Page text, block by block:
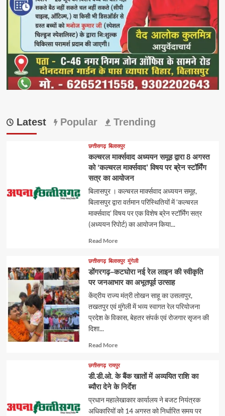
Latest Popular Trending
छत्तीसगढ़ बिलासपुर
कल्चरल मार्क्सवाद अध्ययन समूह द्वारा 8 अगस्त
को ‘कल्चरल मार्क्सवाद’ विषय पर ब्रेन स्टॉर्मिंग
सत्र का आयोजन
बिलासपुर । कल्चरल मार्क्सवाद अध्ययन समूह,
बिलासपुर द्वारा वर्तमान परिस्थितियों में ‘कल्चरल
मार्क्सवाद’ विषय पर एक विशेष ब्रेन स्टॉर्मिंग सत्र
(अध्ययन रिपोर्ट) का आयोजन किया...
Read MoreRead
about
छत्तीसगढ़ बिलासपुर मुंगेली
डोंगरगढ़–कटघोरा नई रेल लाइन की स्वीकृति
पर जनआभार का अभूतपूर्व उत्साह
केंद्रीय राज्य मंत्री तोखन साहू का उसलापुर,
तखतपुर एवं मुंगेली में भव्य स्वागत रेल परियोजना
प्रदेश के विकास, बेहतर संपर्क एवं रोजगार सृजन की
दिशा...
Read MoreRead
about
छत्तीसगढ़ रायपुर
डी.डी.ओ. के बैंक खातों में अव्ययित राशि का
ब्यौरा देने के निर्देश
प्रधान महालेखाकार कार्यालय ने बजट नियंत्रक
अधिकारियों को 14 अगस्त को निर्धारित समय पर